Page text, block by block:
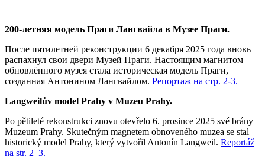
200-летняя модель Праги Лангвайла в Музее Праги.
После пятилетней реконструкции 6 декабря 2025 года вновь
распахнул свои двери Музей Праги. Настоящим магнитом
обновлённого музея стала историческая модель Праги,
созданная Антонином Лангвайлом. Репортаж на стр. 2-3.
Langweilův model Prahy v Muzeu Prahy.
Po pětileté rekonstrukci znovu otevřelo 6. prosince 2025 své brány
Muzeum Prahy. Skutečným magnetem obnoveného muzea se stal
historický model Prahy, který vytvořil Antonín Langweil. Reportáž
na str. 2–3.